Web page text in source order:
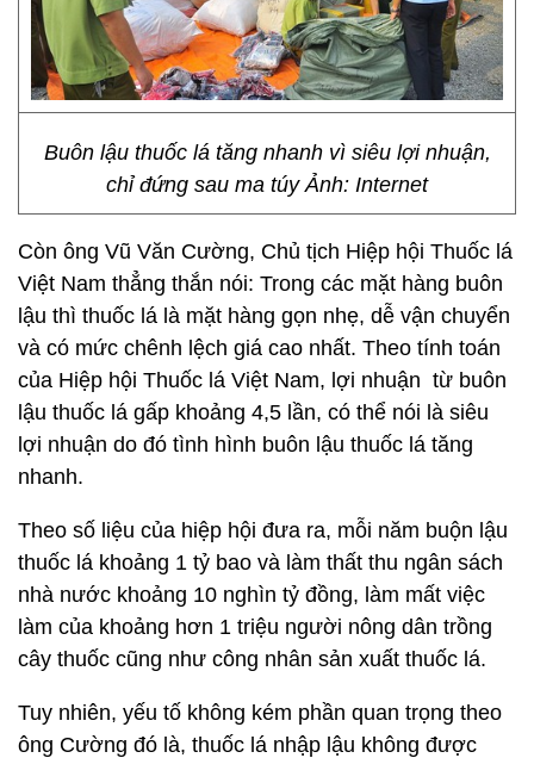
Buôn lậu thuốc lá tăng nhanh vì siêu lợi nhuận,
chỉ đứng sau ma túy Ảnh: Internet
Còn ông Vũ Văn Cường, Chủ tịch Hiệp hội Thuốc lá
Việt Nam thẳng thắn nói: Trong các mặt hàng buôn
lậu thì thuốc lá là mặt hàng gọn nhẹ, dễ vận chuyển
và có mức chênh lệch giá cao nhất. Theo tính toán
của Hiệp hội Thuốc lá Việt Nam, lợi nhuận từ buôn
lậu thuốc lá gấp khoảng 4,5 lần, có thể nói là siêu
lợi nhuận do đó tình hình buôn lậu thuốc lá tăng
nhanh.
Theo số liệu của hiệp hội đưa ra, mỗi năm buộn lậu
thuốc lá khoảng 1 tỷ bao và làm thất thu ngân sách
nhà nước khoảng 10 nghìn tỷ đồng, làm mất việc
làm của khoảng hơn 1 triệu người nông dân trồng
cây thuốc cũng như công nhân sản xuất thuốc lá.
Tuy nhiên, yếu tố không kém phần quan trọng theo
ông Cường đó là, thuốc lá nhập lậu không được